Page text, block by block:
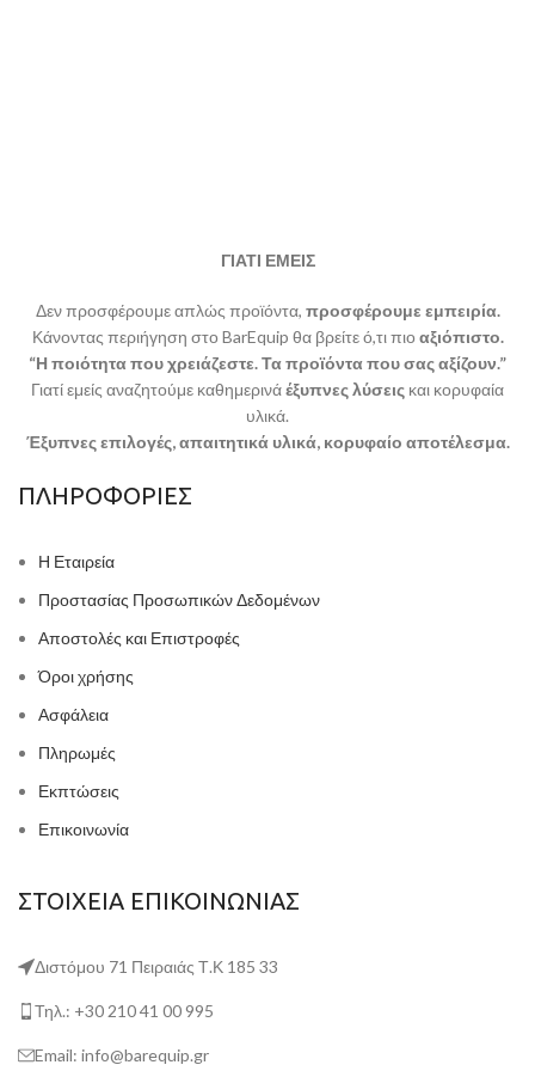
ΓΙΑΤΙ ΕΜΕΙΣ
Δεν προσφέρουμε απλώς προϊόντα, προσφέρουμε εμπειρία.
Κάνοντας περιήγηση στο BarEquip θα βρείτε ό,τι πιο αξιόπιστο.
“Η ποιότητα που χρειάζεστε. Τα προϊόντα που σας αξίζουν.”
Γιατί εμείς αναζητούμε καθημερινάέξυπνες λύσεις και κορυφαία
υλικά.
Έξυπνες επιλογές, απαιτητικά υλικά, κορυφαίο αποτέλεσμα.
ΠΛΗΡΟΦΟΡΙΕΣ
Η Εταιρεία
Προστασίας Προσωπικών Δεδομένων
Αποστολές και Επιστροφές
Όροι χρήσης
Ασφάλεια
Πληρωμές
Εκπτώσεις
Επικοινωνία
ΣΤΟΙΧΕΙΑ ΕΠΙΚΟΙΝΩΝΙΑΣ
Διστόμου 71 Πειραιάς Τ.Κ 185 33
Τηλ.: +30 210 41 00 995
Email: info@barequip.gr